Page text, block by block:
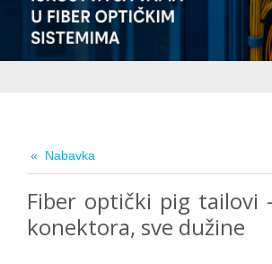
Nabavka
Fiber optički pig tailovi
konektora, sve dužine